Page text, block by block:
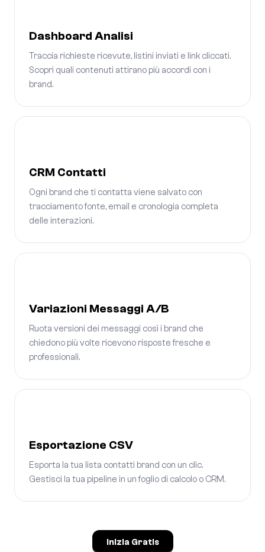
Dashboard Analisi
Traccia richieste ricevute, listini inviati e link cliccati.
Scopri quali contenuti attirano più accordi con i
brand.
CRM Contatti
Ogni brand che ti contatta viene salvato con
tracciamento fonte, email e cronologia completa
delle interazioni.
Variazioni Messaggi A/B
Ruota versioni dei messaggi così i brand che
chiedono più volte ricevono risposte fresche e
professionali.
Esportazione CSV
Esporta la tua lista contatti brand con un clic.
Gestisci la tua pipeline in un foglio di calcolo o CRM.
Inizia Gratis